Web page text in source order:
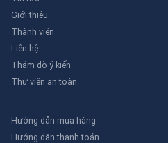
Giới thiệu
Thành viên
Liên hệ
Thăm dò ý kiến
Thư viên an toàn
Hướng dẫn mua hàng
Hướng dẫn thanh toán